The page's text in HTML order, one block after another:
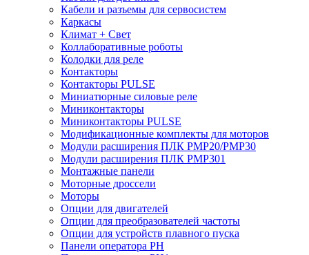
Кабели и разъемы для сервосистем
Каркасы
Климат + Свет
Коллаборативные роботы
Колодки для реле
Контакторы
Контакторы PULSE
Миниатюрные силовые реле
Миниконтакторы
Миниконтакторы PULSE
Модификационные комплекты для моторов
Модули расширения ПЛК PMP20/PMP30
Модули расширения ПЛК PMP301
Монтажные панели
Моторные дроссели
Моторы
Опции для двигателей
Опции для преобразователей частоты
Опции для устройств плавного пуска
Панели оператора PH